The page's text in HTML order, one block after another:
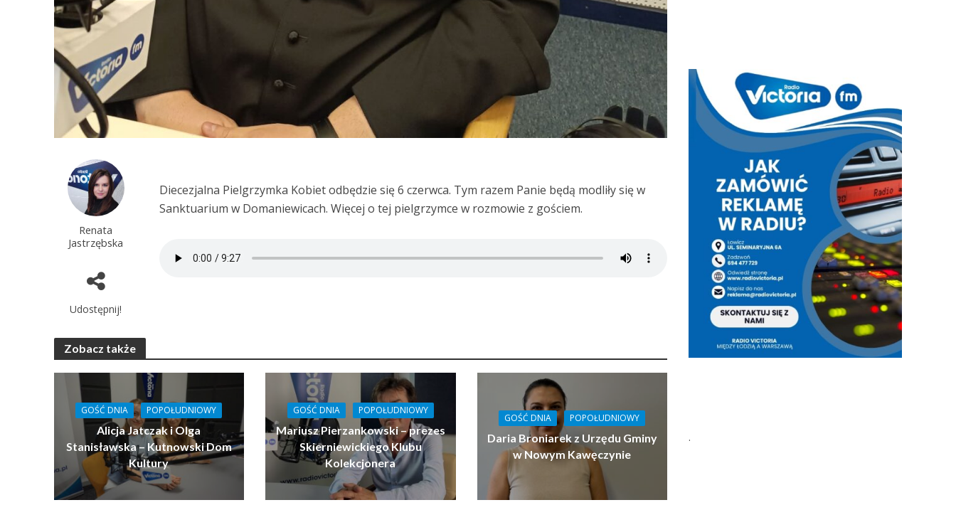
Renata
Jastrzębska
Udostępnij!
Diecezjalna Pielgrzymka Kobiet odbędzie się 6 czerwca. Tym razem Panie będą modliły się w
Sanktuarium w Domaniewicach. Więcej o tej pielgrzymce w rozmowie z gościem.
Zobacz także
GOŚĆ DNIA POPOŁUDNIOWY
Alicja Jatczak i Olga
Stanisławska – Kutnowski Dom
Kultury
GOŚĆ DNIA POPOŁUDNIOWY
Mariusz Pierzankowski – prezes
Skierniewickiego Klubu
Kolekcjonera
GOŚĆ DNIA POPOŁUDNIOWY
Daria Broniarek z Urzędu Gminy
w Nowym Kawęczynie
.